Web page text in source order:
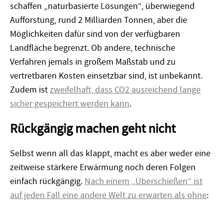
schaffen „naturbasierte Lösungen“, überwiegend
Aufforstung, rund 2 Milliarden Tonnen, aber die
Möglichkeiten dafür sind von der verfügbaren
Landfläche begrenzt. Ob andere, technische
Verfahren jemals in großem Maßstab und zu
vertretbaren Kosten einsetzbar sind, ist unbekannt.
Zudem istzweifelhaft, dass CO2 ausreichend lange
sicher gespeichert werden kann.
Rückgängig machen geht nicht
Selbst wenn all das klappt, macht es aber weder eine
zeitweise stärkere Erwärmung noch deren Folgen
einfach rückgängig. Nach einem „Überschießen“ ist
auf jeden Fall eine andere Welt zu erwarten als ohne: